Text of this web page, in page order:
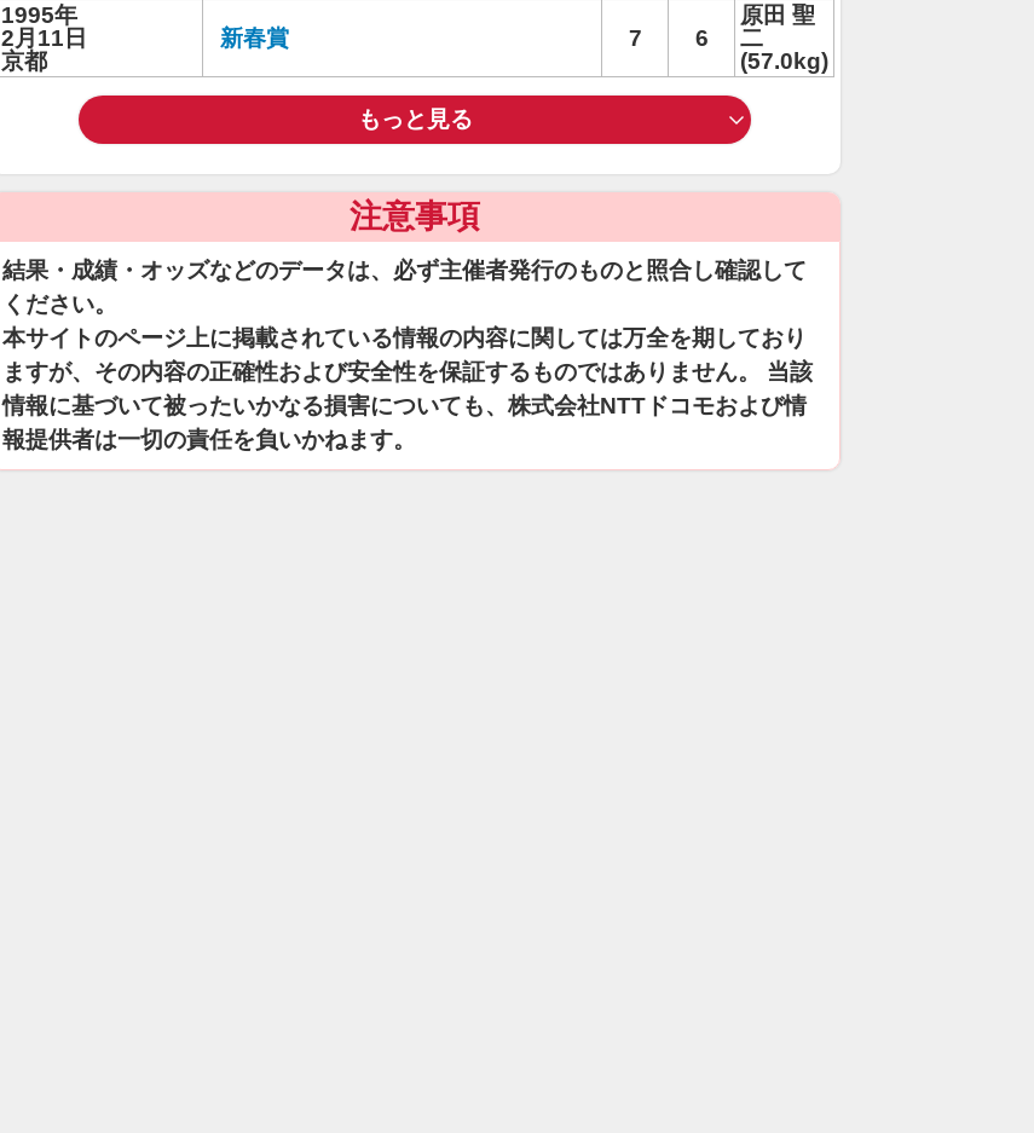
1995年
2月11日
京都
新春賞 7 6
原田 聖
二
(57.0kg)
もっと見る
注意事項
結果・成績・オッズなどのデータは、必ず主催者発行のものと照合し確認して
ください。
本サイトのページ上に掲載されている情報の内容に関しては万全を期しており
ますが、その内容の正確性および安全性を保証するものではありません。 当該
情報に基づいて被ったいかなる損害についても、株式会社NTTドコモおよび情
報提供者は一切の責任を負いかねます。